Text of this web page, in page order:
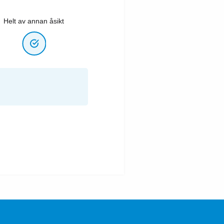
Helt av annan åsikt